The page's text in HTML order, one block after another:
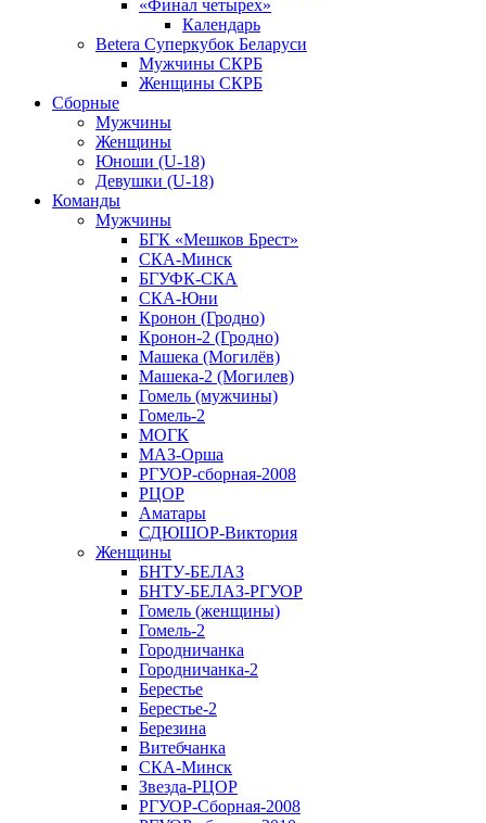
«Финал четырех»
Календарь
Betera Суперкубок Беларуси
Мужчины СКРБ
Женщины СКРБ
Сборные
Мужчины
Женщины
Юноши (U-18)
Девушки (U-18)
Команды
Мужчины
БГК «Мешков Брест»
СКА-Минск
БГУФК-СКА
СКА-Юни
Кронон (Гродно)
Кронон-2 (Гродно)
Машека (Могилёв)
Машека-2 (Могилев)
Гомель (мужчины)
Гомель-2
МОГК
МАЗ-Орша
РГУОР-сборная-2008
РЦОР
Аматары
СДЮШОР-Виктория
Женщины
БНТУ-БЕЛАЗ
БНТУ-БЕЛАЗ-РГУОР
Гомель (женщины)
Гомель-2
Городничанка
Городничанка-2
Берестье
Берестье-2
Березина
Витебчанка
СКА-Минск
Звезда-РЦОР
РГУОР-Сборная-2008